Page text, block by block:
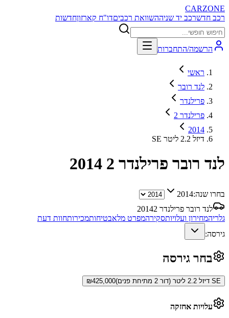
CARZONE
רכב חדשרכב יד שניההשוואת רכביםדו"ח קארזוןחדשות
הרשמה/התחברות
ראשי
לנד רובר
פרילנדר
פרילנדר 2
2014
SE דיזל 2.2 ליטר
לנד רובר פרילנדר 2 2014
בחרו שנה:2014
לנד רובר פרילנדר 2
2014
גלריהמחירון ועלויותסקירהמפרט מלאבטיחותמכירותחוות דעת
גירסה:
בחר גירסה
SE דיזל 2.2 ליטר (דור 2 מתיחת פנים) ₪425,000
עלויות אחזקה